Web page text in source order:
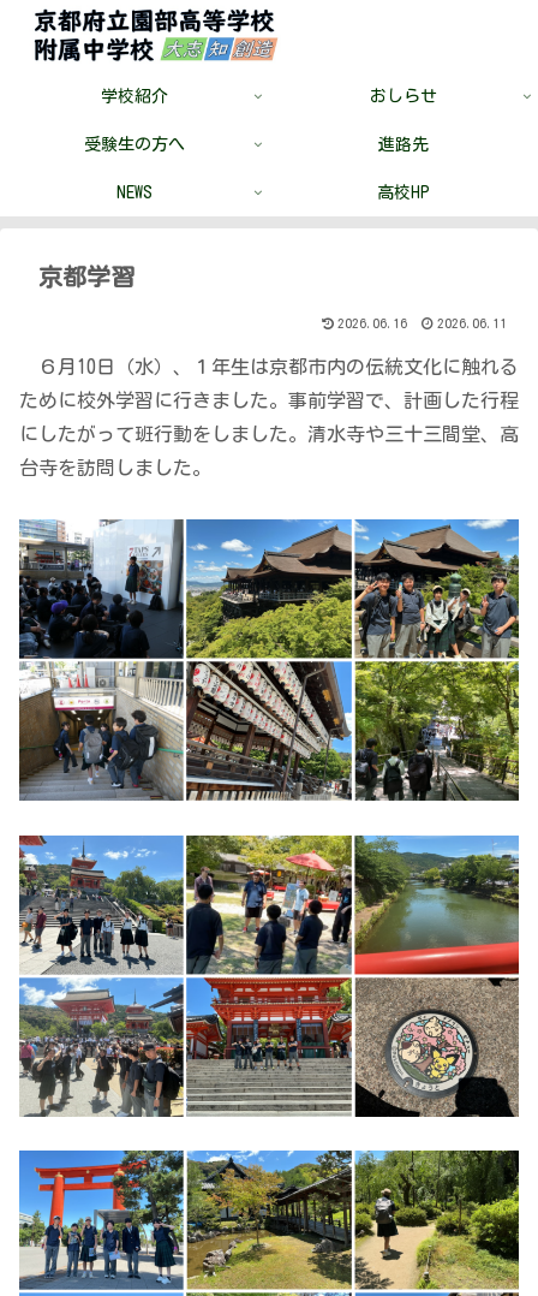
学校紹介 おしらせ
受験生の方へ 進路先
NEWS 高校HP
京都学習
2026.06.16 2026.06.11
６月10日（水）、１年生は京都市内の伝統文化に触れる
ために校外学習に行きました。事前学習で、計画した行程
にしたがって班行動をしました。清水寺や三十三間堂、高
台寺を訪問しました。